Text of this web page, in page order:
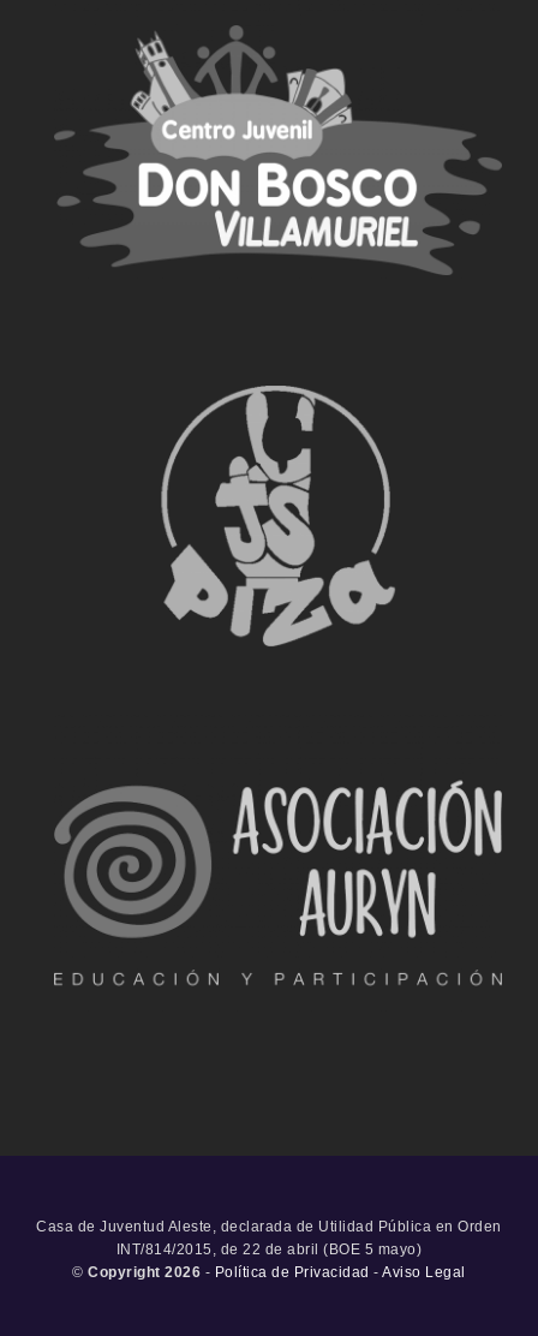
Casa de Juventud Aleste, declarada de Utilidad Pública en Orden
INT/814/2015, de 22 de abril (BOE 5 mayo)
© Copyright 2026 - Política de Privacidad -Aviso Legal